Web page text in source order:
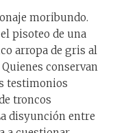
moribundo.
pisoteo de una
arropa de gris al
conservan
testimonios
troncos
disyunción entre